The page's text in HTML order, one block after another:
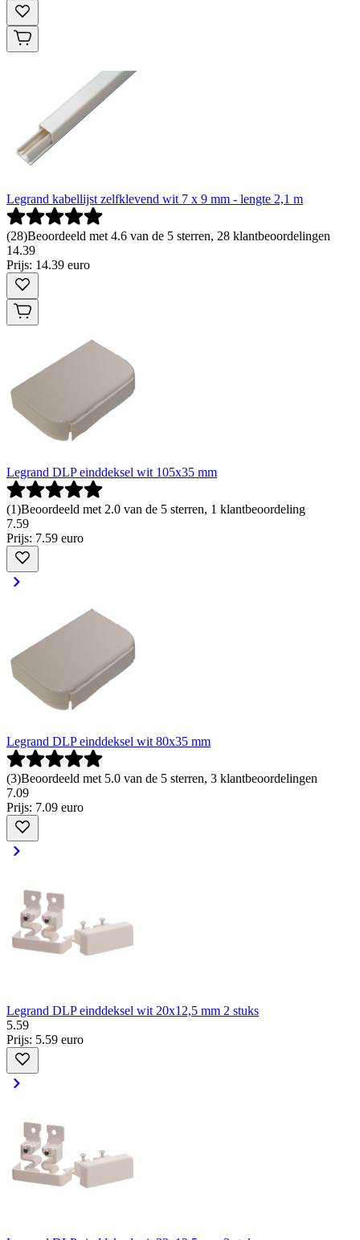
Legrand kabellijst zelfklevend wit 7 x 9 mm - lengte 2,1 m
(28)Beoordeeld met 4.6 van de 5 sterren, 28 klantbeoordelingen
14.39
Prijs: 14.39 euro
Legrand DLP einddeksel wit 105x35 mm
(1)Beoordeeld met 2.0 van de 5 sterren, 1 klantbeoordeling
7.59
Prijs: 7.59 euro
Legrand DLP einddeksel wit 80x35 mm
(3)Beoordeeld met 5.0 van de 5 sterren, 3 klantbeoordelingen
7.09
Prijs: 7.09 euro
Legrand DLP einddeksel wit 20x12,5 mm 2 stuks
5.59
Prijs: 5.59 euro